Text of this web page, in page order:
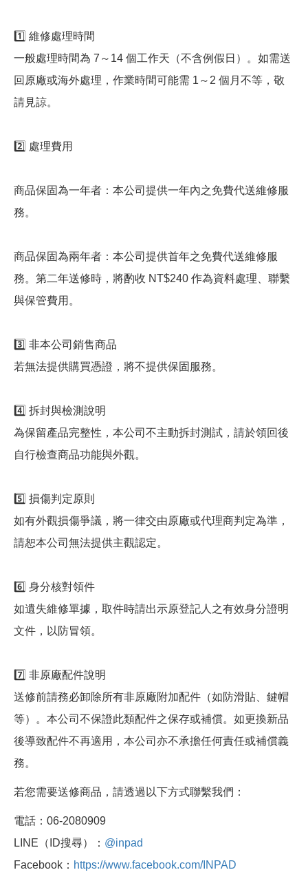
1️⃣ 維修處理時間
一般處理時間為 7～14 個工作天（不含例假日）。如需送
回原廠或海外處理，作業時間可能需 1～2 個月不等，敬
請見諒。
2️⃣ 處理費用
商品保固為一年者：本公司提供一年內之免費代送維修服
務。
商品保固為兩年者：本公司提供首年之免費代送維修服
務。第二年送修時，將酌收 NT$240 作為資料處理、聯繫
與保管費用。
3️⃣ 非本公司銷售商品
若無法提供購買憑證，將不提供保固服務。
4️⃣ 拆封與檢測說明
為保留產品完整性，本公司不主動拆封測試，請於領回後
自行檢查商品功能與外觀。
5️⃣ 損傷判定原則
如有外觀損傷爭議，將一律交由原廠或代理商判定為準，
請恕本公司無法提供主觀認定。
6️⃣ 身分核對領件
如遺失維修單據，取件時請出示原登記人之有效身分證明
文件，以防冒領。
7️⃣ 非原廠配件說明
送修前請務必卸除所有非原廠附加配件（如防滑貼、鍵帽
等）。本公司不保證此類配件之保存或補償。如更換新品
後導致配件不再適用，本公司亦不承擔任何責任或補償義
務。
若您需要送修商品，請透過以下方式聯繫我們：
電話：06-2080909
LINE（ID搜尋）： @inpad
Facebook： https://www.facebook.com/INPAD